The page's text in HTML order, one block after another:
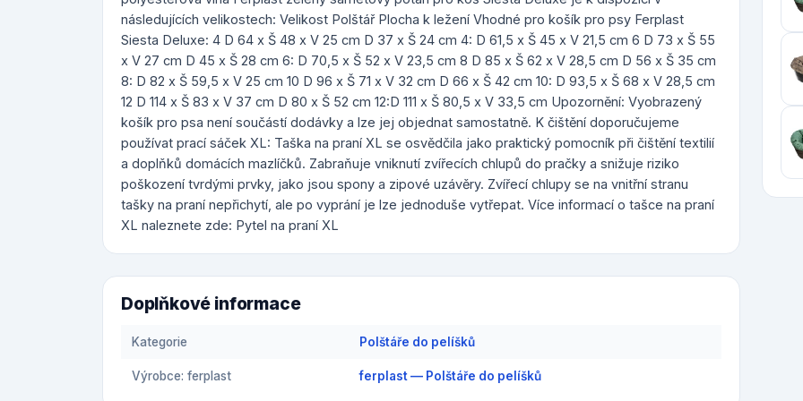
následujících velikostech: Velikost Polštář Plocha k ležení Vhodné pro košík pro psy Ferplast
Siesta Deluxe: 4 D 64 x Š 48 x V 25 cm D 37 x Š 24 cm 4: D 61,5 x Š 45 x V 21,5 cm 6 D 73 x Š 55
x V 27 cm D 45 x Š 28 cm 6: D 70,5 x Š 52 x V 23,5 cm 8 D 85 x Š 62 x V 28,5 cm D 56 x Š 35 cm
8: D 82 x Š 59,5 x V 25 cm 10 D 96 x Š 71 x V 32 cm D 66 x Š 42 cm 10: D 93,5 x Š 68 x V 28,5 cm
12 D 114 x Š 83 x V 37 cm D 80 x Š 52 cm 12:D 111 x Š 80,5 x V 33,5 cm Upozornění: Vyobrazený
košík pro psa není součástí dodávky a lze jej objednat samostatně. K čištění doporučujeme
používat prací sáček XL: Taška na praní XL se osvědčila jako praktický pomocník při čištění textilií
a doplňků domácích mazlíčků. Zabraňuje vniknutí zvířecích chlupů do pračky a snižuje riziko
poškození tvrdými prvky, jako jsou spony a zipové uzávěry. Zvířecí chlupy se na vnitřní stranu
tašky na praní nepřichytí, ale po vyprání je lze jednoduše vytřepat. Více informací o tašce na praní
XL naleznete zde: Pytel na praní XL
Doplňkové informace
Kategorie Polštáře do pelíšků
Výrobce: ferplast ferplast — Polštáře do pelíšků